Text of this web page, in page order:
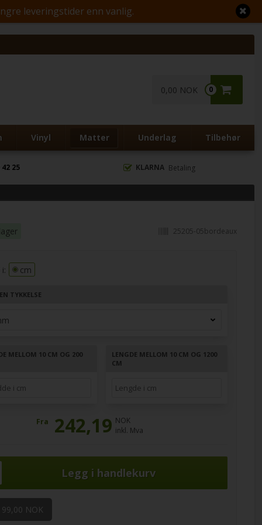
leveringstider enn vanlig.
0
0,00 NOK
Vinyl Matter Underlag Tilbehør
42 25 KLARNA Betaling
25205-05bordeaux
cm
TYKKELSE
MELLOM 10 CM OG 200
LENGDE MELLOM 10 CM OG 1200
CM
Fra 242,19 NOK
inkl. Mva
NOK